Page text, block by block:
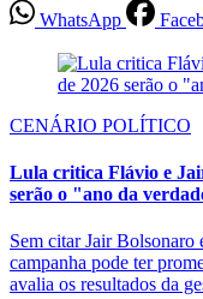
WhatsApp
CENÁRIO POLÍTICO
Lula critica Flávio e
serão o "ano da
Sem citar Jair
campanha pode ter
avalia os resultados da